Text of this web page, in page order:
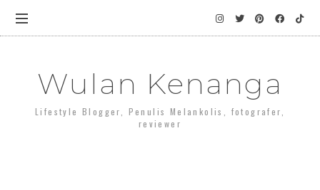
Wulan Kenanga
Lifestyle Blogger, Penulis Melankolis, fotografer,
reviewer